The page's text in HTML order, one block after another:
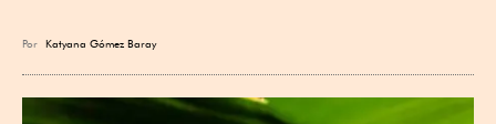
Por Katyana Gómez Baray